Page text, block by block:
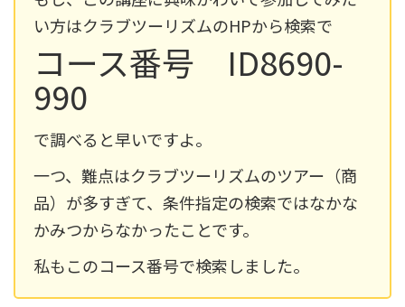
い方はクラブツーリズムのHPから検索で
コース番号 ID8690-
990
で調べると早いですよ。
一つ、難点はクラブツーリズムのツアー（商
品）が多すぎて、条件指定の検索ではなかな
かみつからなかったことです。
私もこのコース番号で検索しました。